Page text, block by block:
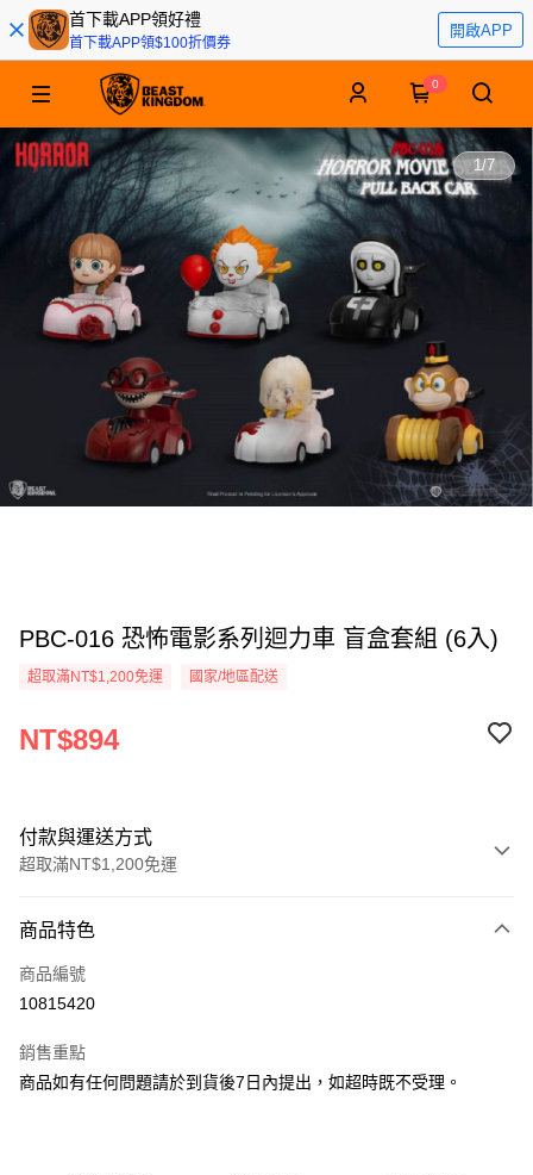
首下載APP領好禮
首下載APP領$100折價券
開啟APP
0
1/7
PBC-016 恐怖電影系列迴力車 盲盒套組 (6入)
超取滿NT$1,200免運 國家/地區配送
NT$894
付款與運送方式
超取滿NT$1,200免運
信用卡一次付款
LINE Pay
街口支付
商品特色
商品編號
10815420
銷售重點
商品如有任何問題請於到貨後7日內提出，如超時既不受理。